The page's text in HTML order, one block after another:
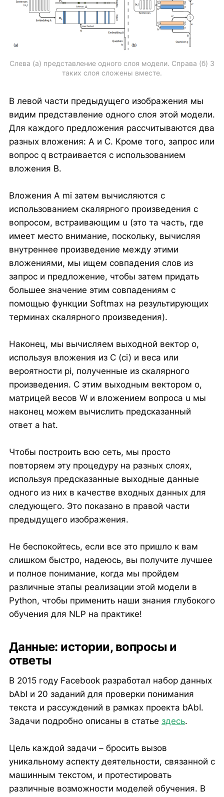
Слева (а) представление одного слоя модели. Справа (б) 3
таких слоя сложены вместе.
В левой части предыдущего изображения мы
видим представление одного слоя этой модели.
Для каждого предложения рассчитываются два
разных вложения: A и C. Кроме того, запрос или
вопрос q встраивается с использованием
вложения B.
Вложения A mi затем вычисляются с
использованием скалярного произведения с
вопросом, встраивающим u (это та часть, где
имеет место внимание, поскольку, вычисляя
внутреннее произведение между этими
вложениями, мы ищем совпадения слов из
запрос и предложение, чтобы затем придать
большее значение этим совпадениям с
помощью функции Softmax на результирующих
терминах скалярного произведения).
Наконец, мы вычисляем выходной вектор o,
используя вложения из C (ci) и веса или
вероятности pi, полученные из скалярного
произведения. С этим выходным вектором o,
матрицей весов W и вложением вопроса u мы
наконец можем вычислить предсказанный
ответ a hat.
Чтобы построить всю сеть, мы просто
повторяем эту процедуру на разных слоях,
используя предсказанные выходные данные
одного из них в качестве входных данных для
следующего. Это показано в правой части
предыдущего изображения.
Не беспокойтесь, если все это пришло к вам
слишком быстро, надеюсь, вы получите лучшее
и полное понимание, когда мы пройдем
различные этапы реализации этой модели в
Python, чтобы применить наши знания глубокого
обучения для NLP на практике!
Данные: истории, вопросы и
ответы
В 2015 году Facebook разработал набор данных
bAbI и 20 заданий для проверки понимания
текста и рассуждений в рамках проекта bAbI.
Задачи подробно описаны в статье здесь.
Цель каждой задачи – бросить вызов
уникальному аспекту деятельности, связанной с
машинным текстом, и протестировать
различные возможности моделей обучения. В